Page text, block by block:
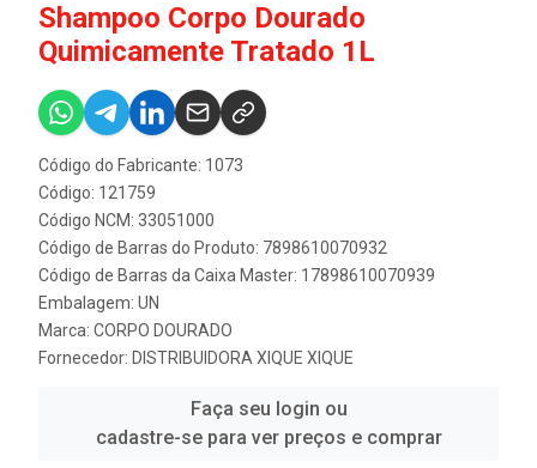
Shampoo Corpo Dourado
Quimicamente Tratado 1L
Código do Fabricante: 1073
Código: 121759
Código NCM: 33051000
Código de Barras do Produto: 7898610070932
Código de Barras da Caixa Master: 17898610070939
Embalagem: UN
Marca: CORPO DOURADO
Fornecedor: DISTRIBUIDORA XIQUE XIQUE
Faça seu login ou
cadastre-se para ver preços e comprar